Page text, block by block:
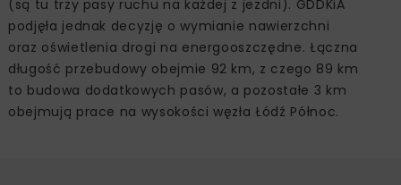
(są tu trzy pasy ruchu na każdej z jezdni). GDDKiA
podjęła jednak decyzję o wymianie nawierzchni
oraz oświetlenia drogi na energooszczędne. Łączna
długość przebudowy obejmie 92 km, z czego 89 km
to budowa dodatkowych pasów, a pozostałe 3 km
obejmują prace na wysokości węzła Łódź Północ.